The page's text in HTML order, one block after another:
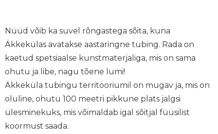
Nüüd võib ka suvel rõngastega sõita, kuna
Äkkekülas avatakse aastaringne tubing. Rada on
kaetud spetsiaalse kunstmaterjaliga, mis on sama
ohutu ja libe, nagu tõene lumi!
Äkkeküla tubingu territooriumil on mugav ja, mis on
oluline, ohutu 100 meetri pikkune plats jalgsi
ülesminekuks, mis võimaldab igal sõitjal füüsilist
koormust saada.